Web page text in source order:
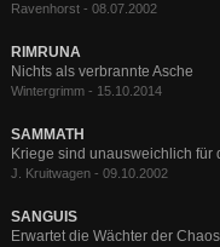
Ravenhorst - 08.07.2002
RIMRUNA
Nichts als verbrannte Asche
Wintergrimm - 15.10.2014
SAMMATH
Kriege sind unausweichlich für
J. Kruitwagen - 09.10.2002
SANGUIS
Erwartet die Wächter der